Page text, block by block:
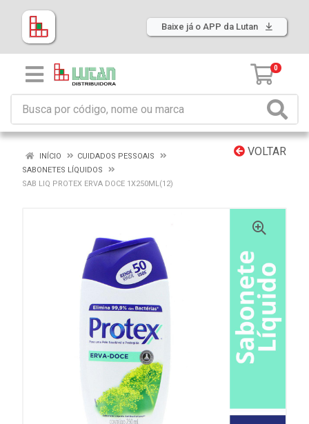
Baixe já o APP da Lutan
0
VOLTAR
INÍCIO
CUIDADOS PESSOAIS
SABONETES LÍQUIDOS
SAB LIQ PROTEX ERVA DOCE 1X250ML(12)